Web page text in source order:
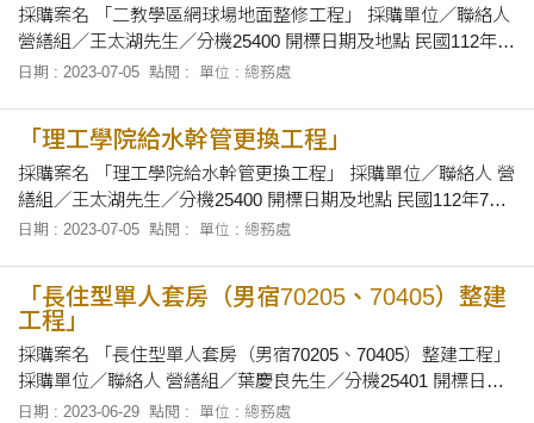
採購案名 「二教學區網球場地面整修工程」 採購單位／聯絡人
營繕組／王太湖先生／分機25400 開標日期及地點 民國112年7
月17日下午2時15分，在本校總務處會議室當眾開標。 招標文
領取招標
日期 : 2023-07-05 點閱 : 單位 : 總務處
「理工學院給水幹管更換工程」
採購案名 「理工學院給水幹管更換工程」 採購單位／聯絡人 營
繕組／王太湖先生／分機25400 開標日期及地點 民國112年7月
17日下午2時00分，在本校總務處會議室當眾開標。 招標文件
取招標有
日期 : 2023-07-05 點閱 : 單位 : 總務處
「長住型單人套房（男宿70205、70405）整建
工程」
採購案名 「長住型單人套房（男宿70205、70405）整建工程」
採購單位／聯絡人 營繕組／葉慶良先生／分機25401 開標日期
及地點 民國112年7月6日上午10時50分，在本校總務處會議室
日期 : 2023-06-29 點閱 : 單位 : 總務處